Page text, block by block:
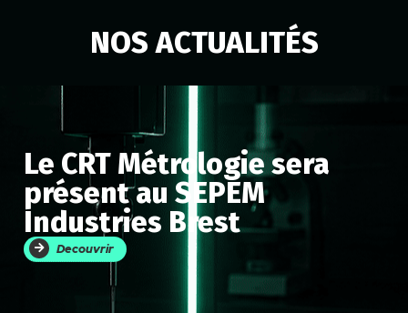
NOS ACTUALITÉS
Le CRT Métrologie sera
présent au SEPEM
Industries Brest
Decouvrir